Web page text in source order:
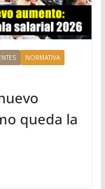
NORMATIVA
queda la